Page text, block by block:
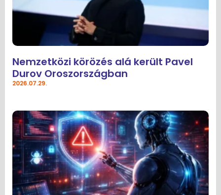
Nemzetközi körözés alá került Pavel
Durov Oroszországban
2026.07.29.